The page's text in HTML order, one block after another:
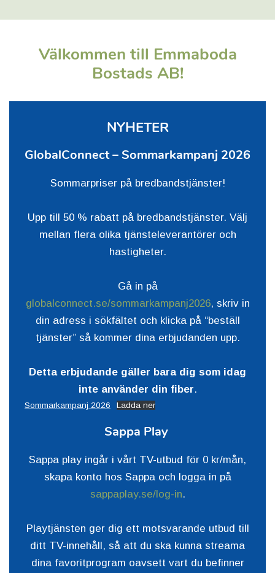
Välkommen till Emmaboda
Bostads AB!
NYHETER
GlobalConnect – Sommarkampanj 2026
Sommarpriser på bredbandstjänster!
Upp till 50 % rabatt på bredbandstjänster. Välj
mellan flera olika tjänsteleverantörer och
hastigheter.
Gå in på
globalconnect.se/sommarkampanj2026, skriv in
din adress i sökfältet och klicka på “beställ
tjänster” så kommer dina erbjudanden upp.
Detta erbjudande gäller bara dig som idag
inte använder din fiber.
Sommarkampanj 2026 Ladda ner
Sappa Play
Sappa play ingår i vårt TV-utbud för 0 kr/mån,
skapa konto hos Sappa och logga in på
sappaplay.se/log-in.
Playtjänsten ger dig ett motsvarande utbud till
ditt TV-innehåll, så att du ska kunna streama
dina favoritprogram oavsett vart du befinner